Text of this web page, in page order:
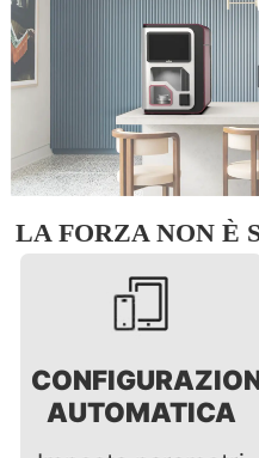
LA FORZA NON È
AUTOMATICA